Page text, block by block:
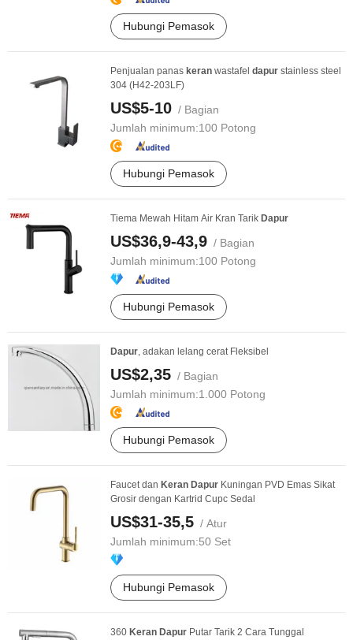
Hubungi Pemasok
Penjualan panas keran wastafel dapur stainless steel
304 (H42-203LF)
US$5-10 / Bagian
Jumlah minimum:100 Potong
Hubungi Pemasok
Tiema Mewah Hitam Air Kran Tarik Dapur
US$36,9-43,9 / Bagian
Jumlah minimum:100 Potong
Hubungi Pemasok
Dapur, adakan lelang cerat Fleksibel
US$2,35 / Bagian
Jumlah minimum:1.000 Potong
Hubungi Pemasok
Faucet dan Keran Dapur Kuningan PVD Emas Sikat
Grosir dengan Kartrid Cupc Sedal
US$31-35,5 / Atur
Jumlah minimum:50 Set
Hubungi Pemasok
360 Keran Dapur Putar Tarik 2 Cara Tunggal